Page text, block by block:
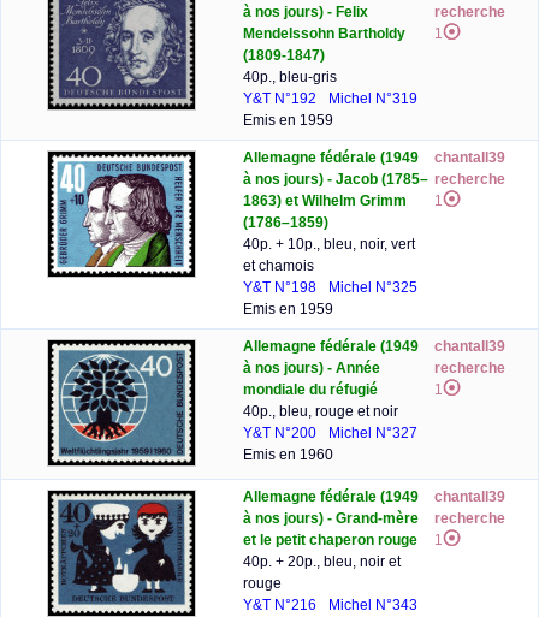
à nos jours) - Felix
Mendelssohn Bartholdy
(1809-1847)
40p., bleu-gris
Y&T N°192
Michel N°319
Emis en 1959
recherche
1
Allemagne fédérale (1949
à nos jours) - Jacob (1785–
1863) et Wilhelm Grimm
(1786–1859)
40p. + 10p., bleu, noir, vert
et chamois
Y&T N°198
Michel N°325
Emis en 1959
chantall39
recherche
1
Allemagne fédérale (1949
à nos jours) - Année
mondiale du réfugié
40p., bleu, rouge et noir
Y&T N°200
Michel N°327
Emis en 1960
chantall39
recherche
1
Allemagne fédérale (1949
à nos jours) - Grand-mère
et le petit chaperon rouge
40p. + 20p., bleu, noir et
rouge
Y&T N°216
Michel N°343
chantall39
recherche
1